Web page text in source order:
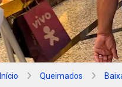
Início Queimados